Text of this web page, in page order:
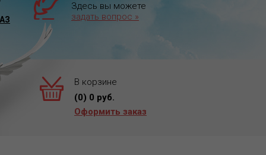
Здесь вы можете
задать вопрос »
В корзине
(0) 0 руб.
Оформить заказ